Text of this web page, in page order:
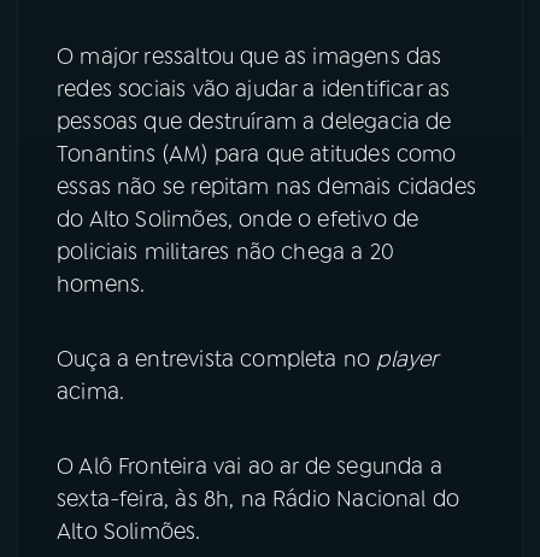
O major ressaltou que as imagens das
redes sociais vão ajudar a identificar as
pessoas que destruíram a delegacia de
Tonantins (AM) para que atitudes como
essas não se repitam nas demais cidades
do Alto Solimões, onde o efetivo de
policiais militares não chega a 20
homens.
Ouça a entrevista completa no player
acima.
O Alô Fronteira vai ao ar de segunda a
sexta-feira, às 8h, na Rádio Nacional do
Alto Solimões.